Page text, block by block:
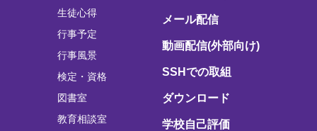
生徒心得
行事予定
行事風景
検定・資格
図書室
教育相談室
メール配信
動画配信(外部向け)
SSHでの取組
ダウンロード
学校自己評価